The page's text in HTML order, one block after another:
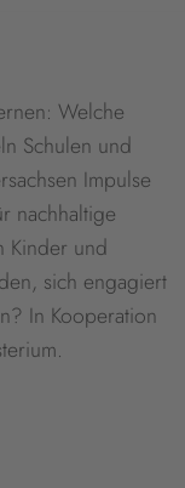
Welche
Schulen und
Impulse
nachhaltige
Kinder und
sich engagiert
In Kooperation